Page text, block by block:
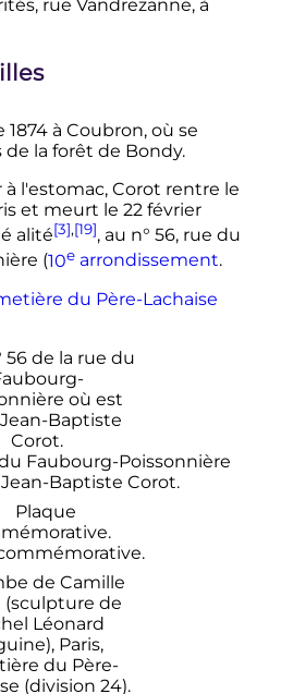
rue Vandrezanne, à
1874 à Coubron, où se
la forêt de Bondy.
l'estomac, Corot rentre le
et meurt le 22 février
alité[3],[19], au n° 56, rue du
(10e arrondissement.
du Père-Lachaise
Faubourg-Poissonnière
Baptiste Corot.